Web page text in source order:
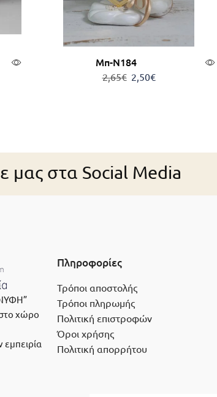
Μπ-Ν184
2,65€ 2,50€
μας στα Social Media
χώρο
εμπειρία
Πληροφορίες
Τρόποι αποστολής
Τρόποι πληρωμής
Πολιτική επιστροφών
Όροι χρήσης
Πολιτική απορρήτου